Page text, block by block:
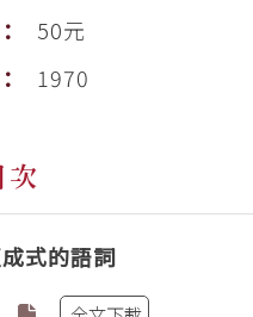
50元
1970
次
式的語詞